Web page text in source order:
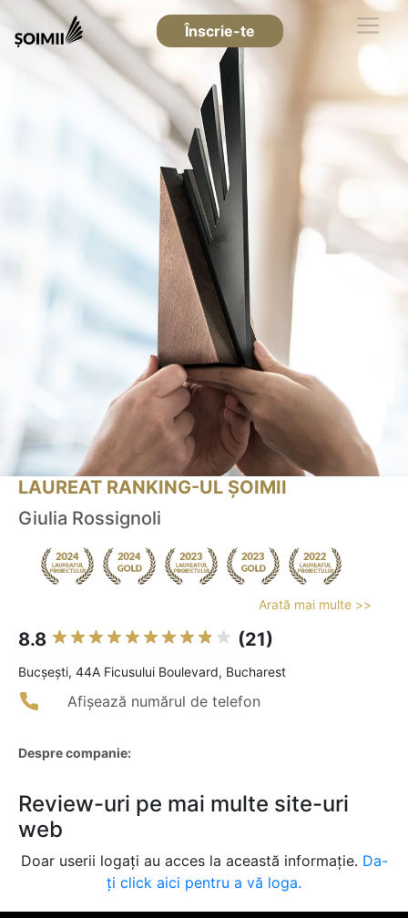
Înscrie-te
LAUREAT RANKING-UL ȘOIMII
Giulia Rossignoli
Arată mai multe >>
8.8 (21)
Bucşeşti, 44A Ficusului Boulevard, Bucharest
Afișează numărul de telefon
Despre companie:
Review-uri pe mai multe site-uri
web
Doar userii logați au acces la această informație. Da-
ți click aici pentru a vă loga.